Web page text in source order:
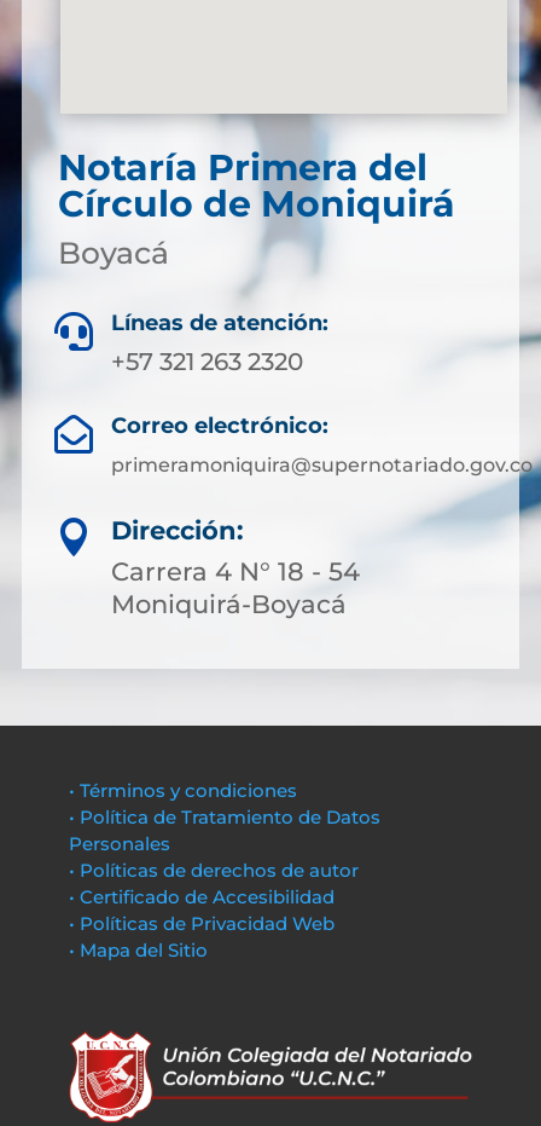
Notaría Primera del
Círculo de Moniquirá
Boyacá
 Líneas de atención:
+57 321 263 2320
 Correo electrónico:
primeramoniquira@supernotariado.gov.co

Dirección:
Carrera 4 N° 18 - 54
Moniquirá-Boyacá
• Términos y condiciones
• Política de Tratamiento de Datos
Personales
• Políticas de derechos de autor
• Certificado de Accesibilidad
• Políticas de Privacidad Web
• Mapa del Sitio